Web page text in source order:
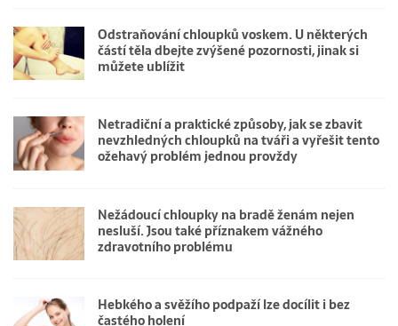
Odstraňování chloupků voskem. U některých
částí těla dbejte zvýšené pozornosti, jinak si
můžete ublížit
Netradiční a praktické způsoby, jak se zbavit
nevzhledných chloupků na tváři a vyřešit tento
ožehavý problém jednou provždy
Nežádoucí chloupky na bradě ženám nejen
nesluší. Jsou také příznakem vážného
zdravotního problému
Hebkého a svěžího podpaží lze docílit i bez
častého holení